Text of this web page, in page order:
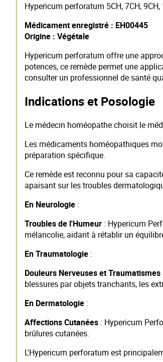
Hypericum perforatum 5CH, 7CH,
Médicament enregistré : EH00445
Origine : Végétale
Hypericum perforatum offre une
potences, ce remède permet une
consulter un professionnel de santé
Indications et Posologie
Le médecin homéopathe choisit le
Les médicaments homéopathiques
préparation spécifique.
Ce remède est reconnu pour sa
apaisant sur les troubles
En Neurologie :
Troubles de l'Humeur : Hypericum
mélancolie, aidant à rétablir un
En Traumatologie :
Douleurs Nerveuses et Traumatismes
blessures par objets tranchants, les
En Dermatologie :
Affections Cutanées : Hypericum
brûlures cutanées.
L'Hypericum perforatum est